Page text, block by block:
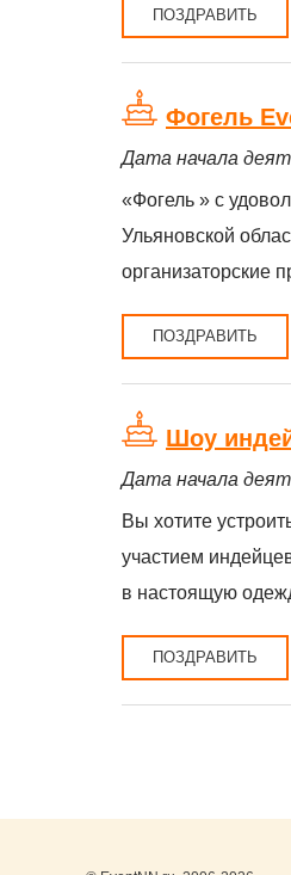
ПОЗДРАВИТЬ
Фогель
Дата начала
«Фогель » с
Ульяновской
организаторские
ПОЗДРАВИТЬ
Шоу
Дата начала
Вы хотите
участием
в настоящую
ПОЗДРАВИТЬ